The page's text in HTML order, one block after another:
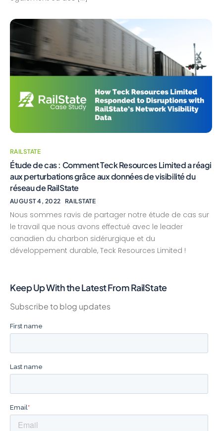
RAILSTATE
Étude de cas : Comment Teck Resources Limited a réagi
aux perturbations grâce aux données de visibilité du
réseau de RailState
AUGUST 4, 2022 RAILSTATE
Nous sommes ravis de partager notre étude de cas sur
le travail que nous avons effectué avec le leader
canadien du charbon sidérurgique et du
développement durable, Teck Resources Limited !
Keep Up With the Latest From RailState
Subscribe to blog updates